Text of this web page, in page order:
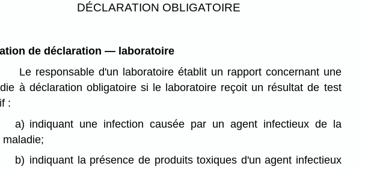
DÉCLARATION OBLIGATOIRE
de déclaration — laboratoire
Le responsable d'un laboratoire établit un rapport concernant une
à déclaration obligatoire si le laboratoire reçoit un résultat de test
:
a) indiquant une infection causée par un agent infectieux de la
maladie;
b) indiquant la présence de produits toxiques d'un agent infectieux